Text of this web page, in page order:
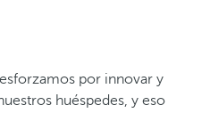
por innovar y
huéspedes, y eso